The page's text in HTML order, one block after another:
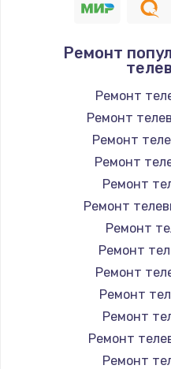
Замена
Замена
Замена
Замена
Ремонт
Ремонт
Ремонт
Ремонт
Ремонт
Ремонт
Ремонт
Ремонт
Ремонт
Ремонт
Ремонт
Ремонт
Ремонт
Ремонт